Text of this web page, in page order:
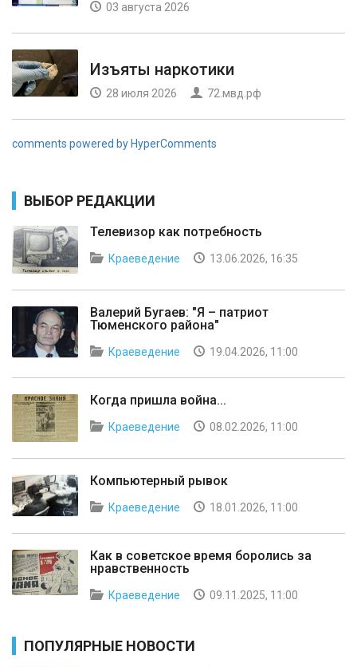
03 августа 2026
Изъяты наркотики
28 июля 2026 72.мвд.рф
comments powered by HyperComments
ВЫБОР РЕДАКЦИИ
Телевизор как потребность
Краеведение 13.06.2026, 16:35
Валерий Бугаев: "Я – патриот
Тюменского района"
Краеведение 19.04.2026, 11:00
Когда пришла война...
Краеведение 08.02.2026, 11:00
Компьютерный рывок
Краеведение 18.01.2026, 11:00
Как в советское время боролись за
нравственность
Краеведение 09.11.2025, 11:00
ПОПУЛЯРНЫЕ НОВОСТИ